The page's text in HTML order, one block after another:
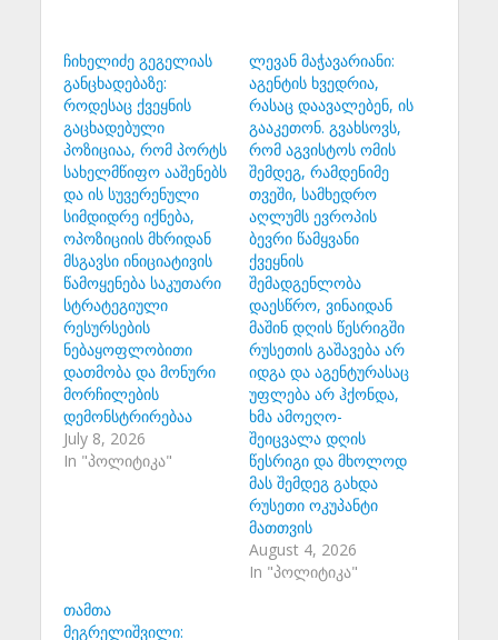
ჩიხელიძე გეგელიას
განცხადებაზე:
როდესაც ქვეყნის
გაცხადებული
პოზიციაა, რომ პორტს
სახელმწიფო ააშენებს
და ის სუვერენული
სიმდიდრე იქნება,
ოპოზიციის მხრიდან
მსგავსი ინიციატივის
წამოყენება საკუთარი
სტრატეგიული
რესურსების
ნებაყოფლობითი
დათმობა და მონური
მორჩილების
დემონსტრირებაა
July 8, 2026
In "პოლიტიკა"
ლევან მაჭავარიანი:
აგენტის ხვედრია,
რასაც დაავალებენ, ის
გააკეთონ. გვახსოვს,
რომ აგვისტოს ომის
შემდეგ, რამდენიმე
თვეში, სამხედრო
აღლუმს ევროპის
ბევრი წამყვანი
ქვეყნის
შემადგენლობა
დაესწრო, ვინაიდან
მაშინ დღის წესრიგში
რუსეთის გაშავება არ
იდგა და აგენტურასაც
უფლება არ ჰქონდა,
ხმა ამოეღო-
შეიცვალა დღის
წესრიგი და მხოლოდ
მას შემდეგ გახდა
რუსეთი ოკუპანტი
მათთვის
August 4, 2026
In "პოლიტიკა"
თამთა
მეგრელიშვილი: